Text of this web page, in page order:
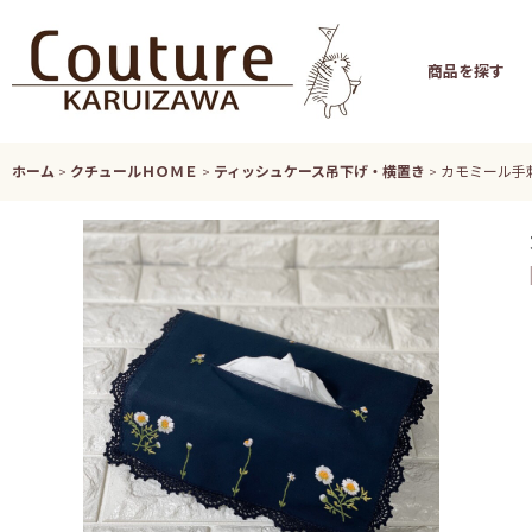
商品を探す
ホーム > クチュールＨＯＭＥ > ティッシュケース吊下げ・横置き > カモミール手